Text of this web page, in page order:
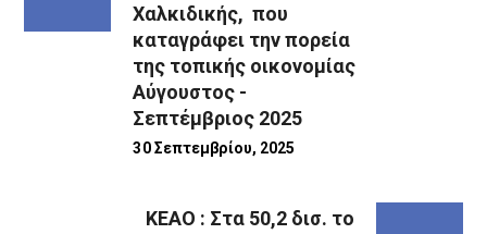
Χαλκιδικής, που
καταγράφει την πορεία
της τοπικής οικονομίας
Αύγουστος -
Σεπτέμβριος 2025
30 Σεπτεμβρίου, 2025
ΚΕΑΟ : Στα 50,2 δισ. το